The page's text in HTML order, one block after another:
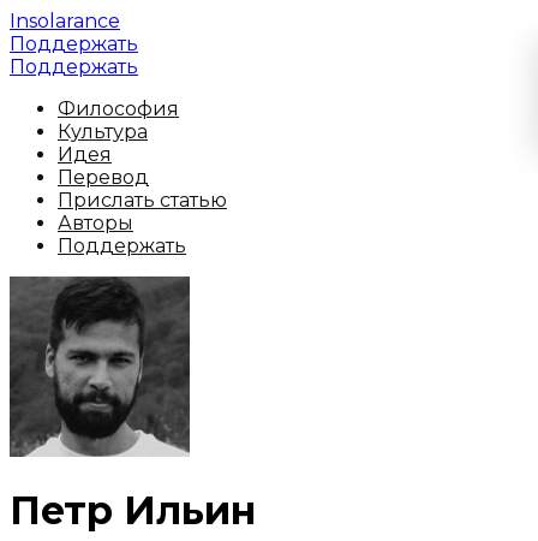
Insolarance
Поддержать
Поддержать
Философия
Культура
Идея
Перевод
Прислать статью
Авторы
Поддержать
Петр Ильин